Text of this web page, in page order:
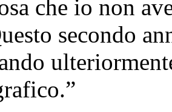
che io non
secondo